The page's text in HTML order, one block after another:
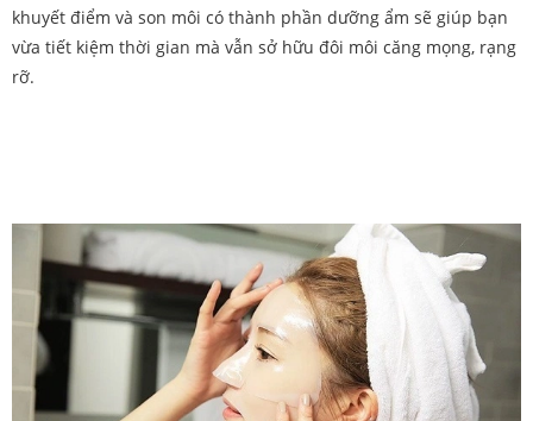
khuyết điểm và son môi có thành phần dưỡng ẩm sẽ giúp bạn
vừa tiết kiệm thời gian mà vẫn sở hữu đôi môi căng mọng, rạng
rỡ.